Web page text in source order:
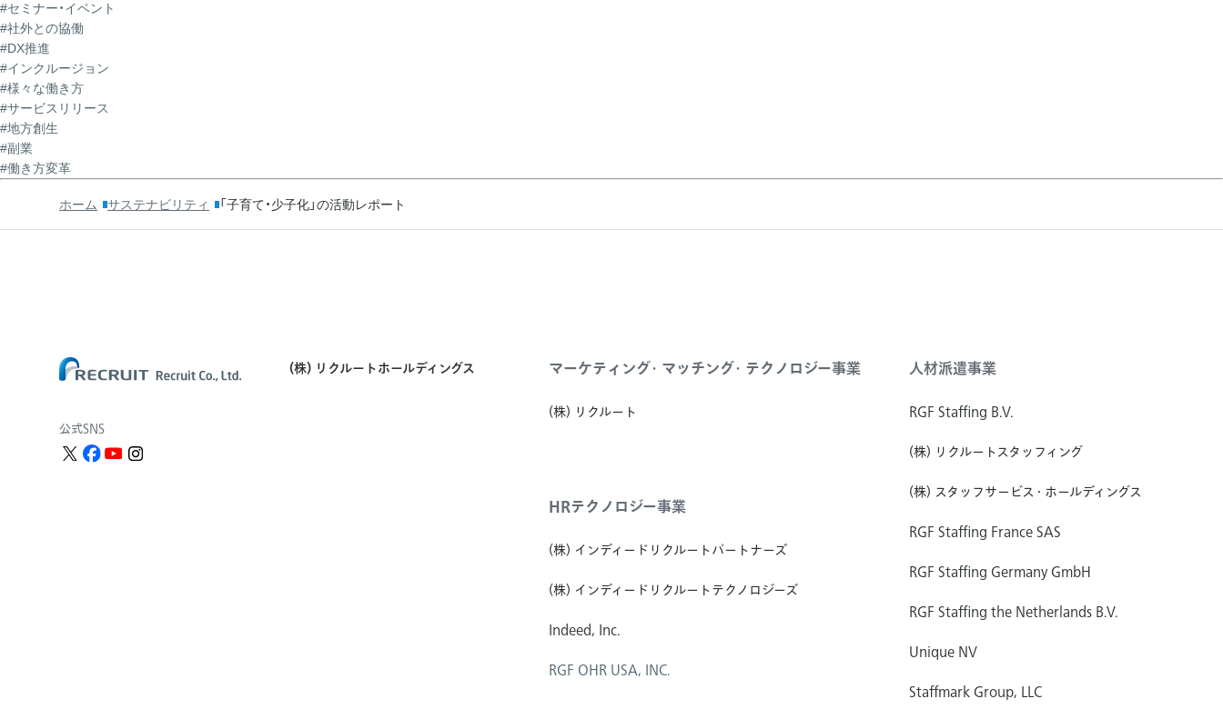
#セミナー・イベント
#社外との協働
#DX推進
#インクルージョン
#様々な働き方
#サービスリリース
#地方創生
#副業
#働き方変革
ホーム サステナビリティ 「子育て・少子化」の活動レポート
公式SNS
(株) リクルートホールディングス マーケティング・マッチング・テクノロジー事業
(株) リクルート
HRテクノロジー事業
(株) インディードリクルートパートナーズ
(株) インディードリクルートテクノロジーズ
Indeed, Inc.
RGF OHR USA, INC.
人材派遣事業
RGF Staffing B.V.
(株) リクルートスタッフィング
(株) スタッフサービス・ホールディングス
RGF Staffing France SAS
RGF Staffing Germany GmbH
RGF Staffing the Netherlands B.V.
Unique NV
Staffmark Group, LLC